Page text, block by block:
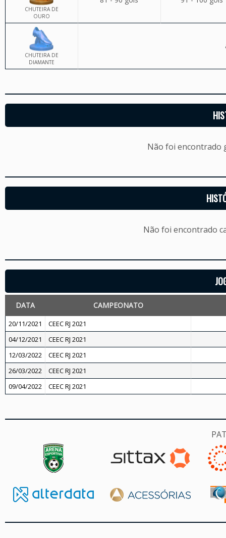
CHUTEIRA DE
OURO
CHUTEIRA DE
DIAMANTE
Não foi encontrado
Não foi encontrado
DATA CAMPEONATO
20/11/2021
CEEC RJ 2021
04/12/2021
CEEC RJ 2021
12/03/2022
CEEC RJ 2021
26/03/2022
CEEC RJ 2021
09/04/2022
CEEC RJ 2021